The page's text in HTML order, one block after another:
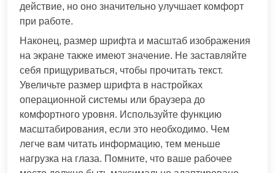
действие, но оно значительно улучшает комфорт
при работе.
Наконец, размер шрифта и масштаб изображения
на экране также имеют значение. Не заставляйте
себя прищуриваться, чтобы прочитать текст.
Увеличьте размер шрифта в настройках
операционной системы или браузера до
комфортного уровня. Используйте функцию
масштабирования, если это необходимо. Чем
легче вам читать информацию, тем меньше
нагрузка на глаза. Помните, что ваше рабочее